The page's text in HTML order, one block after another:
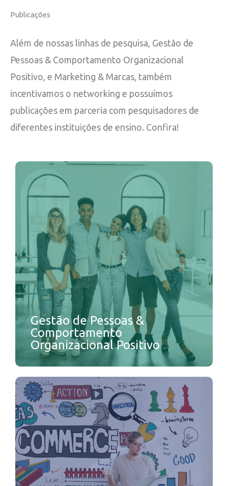
Publicações
Além de nossas linhas de pesquisa, Gestão de
Pessoas & Comportamento Organizacional
Positivo, e Marketing & Marcas, também
incentivamos o networking e possuímos
publicações em parceria com pesquisadores de
diferentes instituições de ensino. Confira!
Gestão de Pessoas &
Comportamento
Organizacional Positivo